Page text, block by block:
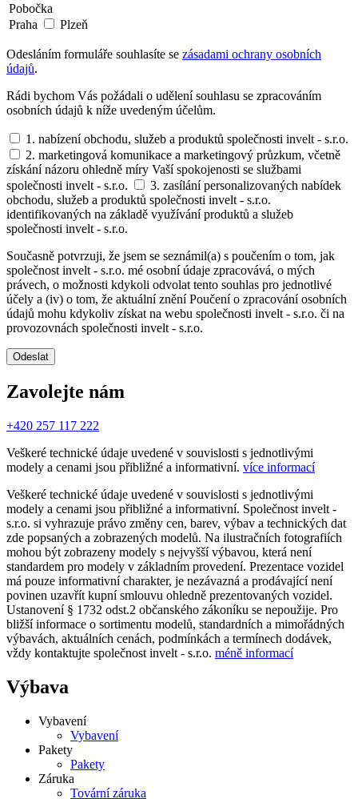
Pobočka
Praha
Plzeň
Odesláním formuláře souhlasíte se zásadami ochrany osobních
údajů.
Rádi bychom Vás požádali o udělení souhlasu se zpracováním
osobních údajů k níže uvedeným účelům.
1. nabízení obchodu, služeb a produktů společnosti invelt - s.r.o.
2. marketingová komunikace a marketingový průzkum, včetně
získání názoru ohledně míry Vaší spokojenosti se službami
společnosti invelt - s.r.o.
3. zasílání personalizovaných nabídek
obchodu, služeb a produktů společnosti invelt - s.r.o.
identifikovaných na základě využívání produktů a služeb
společnosti invelt - s.r.o.
Současně potvrzuji, že jsem se seznámil(a) s poučením o tom, jak
společnost invelt - s.r.o. mé osobní údaje zpracovává, o mých
právech, o možnosti kdykoli odvolat tento souhlas pro jednotlivé
účely a (iv) o tom, že aktuální znění Poučení o zpracování osobních
údajů mohu kdykoliv získat na webu společnosti invelt - s.r.o. či na
provozovnách společnosti invelt - s.r.o.
Odeslat
Zavolejte nám
+420 257 117 222
Veškeré technické údaje uvedené v souvislosti s jednotlivými
modely a cenami jsou přibližné a informativní. více informací
Veškeré technické údaje uvedené v souvislosti s jednotlivými
modely a cenami jsou přibližné a informativní. Společnost invelt -
s.r.o. si vyhrazuje právo změny cen, barev, výbav a technických dat
zde popsaných a zobrazených modelů. Na ilustračních fotografiích
mohou být zobrazeny modely s nejvyšší výbavou, která není
standardem pro modely v základním provedení. Prezentace vozidel
má pouze informativní charakter, je nezávazná a prodávající není
povinen uzavřít kupní smlouvu ohledně prezentovaných vozidel.
Ustanovení § 1732 odst.2 občanského zákoníku se nepoužije. Pro
bližší informace o sortimentu modelů, standardních a mimořádných
výbavách, aktuálních cenách, podmínkách a termínech dodávek,
vždy kontaktujte společnost invelt - s.r.o. méně informací
Výbava
Vybavení
Vybavení
Pakety
Pakety
Záruka
Tovární záruka